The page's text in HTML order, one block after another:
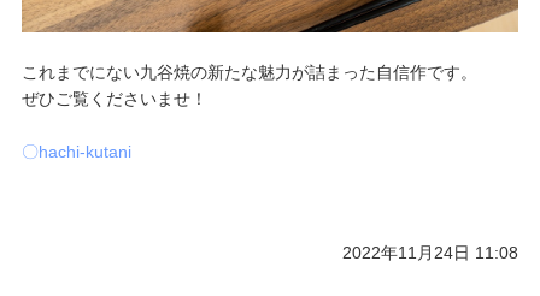
これまでにない九谷焼の新たな魅力が詰まった自信作です。
ぜひご覧くださいませ！
〇hachi-kutani
2022年11月24日 11:08